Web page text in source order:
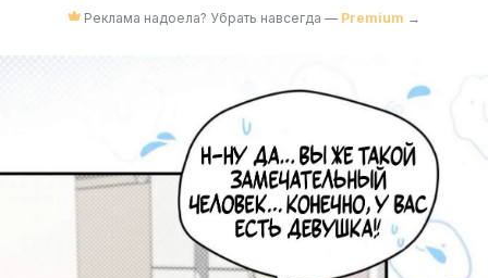
Реклама надоела? Убрать навсегда — Premium →